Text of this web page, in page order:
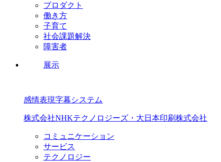
プロダクト
働き方
子育て
社会課題解決
障害者
展示
感情表現字幕システム
株式会社NHKテクノロジーズ・大日本印刷株式会社
コミュニケーション
サービス
テクノロジー